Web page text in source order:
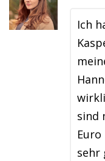
Ich
sind
sehr